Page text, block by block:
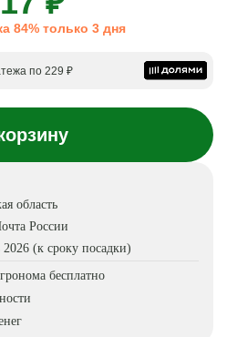
84% только 3 дня
по 229 ₽
область
России
(к сроку посадки)
бесплатно